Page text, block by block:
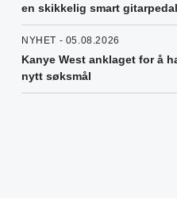
en skikkelig smart gitarpedal
NYHET - 05.08.2026
Kanye West anklaget for å
nytt søksmål